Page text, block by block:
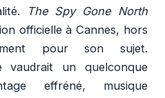
The Spy Gone North
officielle à Cannes, hors
pour son sujet.
vaudrait un quelconque
effréné, musique